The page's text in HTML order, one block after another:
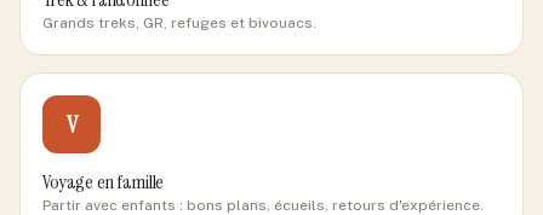
Grands treks, GR, refuges et bivouacs.
V
Voyage en famille
Partir avec enfants : bons plans, écueils, retours d'expérience.